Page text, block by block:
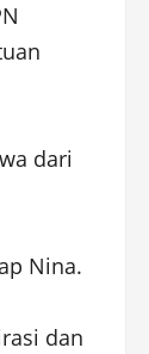
dari
Nina.
dan